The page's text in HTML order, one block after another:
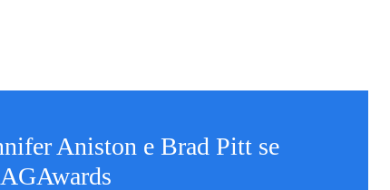
Aniston e Brad Pitt se